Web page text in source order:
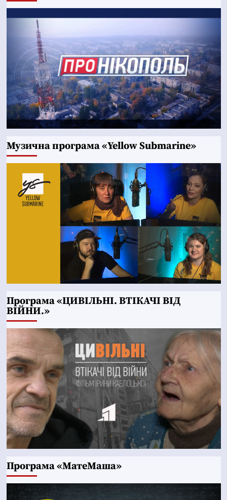
Музична програма «Yellow Submarine»
Програма «ЦИВІЛЬНІ. ВТІКАЧІ ВІД
ВІЙНИ.»
Програма «МатеМаша»